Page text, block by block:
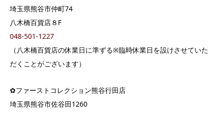
埼玉県熊谷市仲町74
八木橋百貨店８F
048-501-1227
（八木橋百貨店の休業日に準ずる※臨時休業日を設けさせていた
だくことがございます）
✿ファーストコレクション熊谷行田店
埼玉県熊谷市佐谷田1260